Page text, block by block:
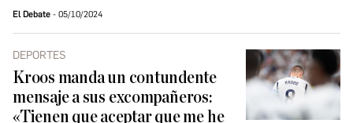
El Debate 05/10/2024
DEPORTES
Kroos manda un contundente
mensaje a sus excompañeros:
«Tienen que aceptar que me he